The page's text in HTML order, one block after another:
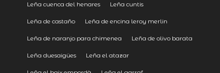
Leña cuenca del henares Leña cuntis
Leña de castaño Leña de encina leroy merlin
Leña de naranjo para chimenea Leña de olivo barata
Leña duesaigües Leña el atazar